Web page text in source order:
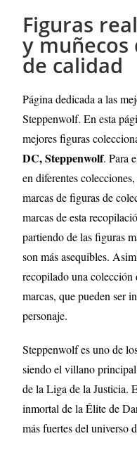
Figuras
y
de calidad
Página dedicada a las
Steppenwolf. En esta
mejores figuras
DC, Steppenwolf. Para
en diferentes
marcas de figuras de
marcas de esta
partiendo de las figuras
son más asequibles.
recopilado una colección
marcas, que pueden ser
personaje.
Steppenwolf es uno de
siendo el villano
de la Liga de la Justicia.
inmortal de la Élite de
más fuertes del universo